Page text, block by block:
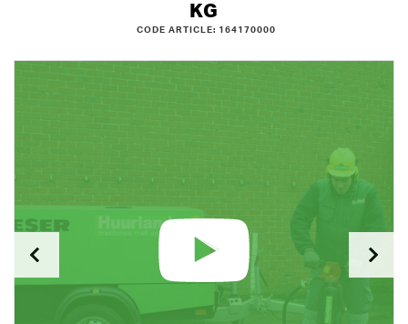
KG
CODE ARTICLE: 164170000